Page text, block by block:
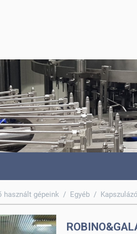
használt gépeink / Egyéb /